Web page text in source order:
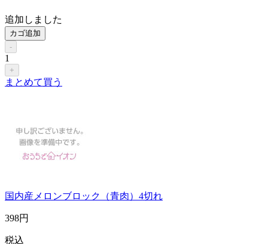
追加しました
カゴ追加
-
1
+
まとめて買う
国内産メロンブロック（青肉）4切れ
398円
税込